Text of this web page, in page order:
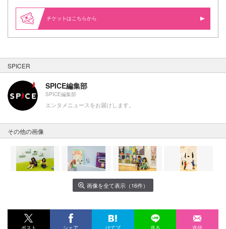
はこちらから
SPICER
SPICE編集部
SPICE編集部
エンタメニュースをお届けします。
その他の画像
画像を全て表示（16件）
ポスト シェア はてブ 送る 送信